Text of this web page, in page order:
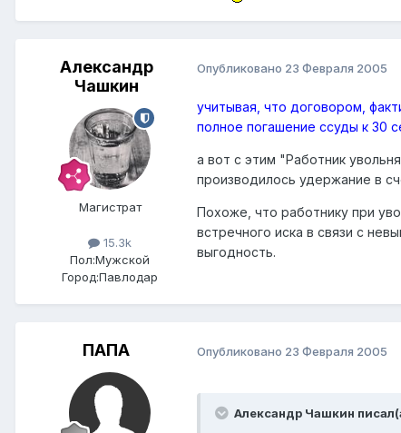
Александр
Чашкин
Магистрат
15.3k
Пол:Мужской
Город:Павлодар
Опубликовано 23 Февраля 2005
учитывая, что договором,
полное погашение ссуды к 30
а вот с этим "Работник
производилось удержание в
Похоже, что работнику при
встречного иска в связи с
выгодность.
ПАПА Опубликовано 23 Февраля 2005
Александр Чашкин